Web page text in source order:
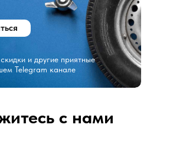
и другие приятные
Telegram канале
с нами